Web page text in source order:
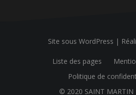
Site sous WordPress |
Liste des pages
Politique de
© 2020 SAINT MARTIN